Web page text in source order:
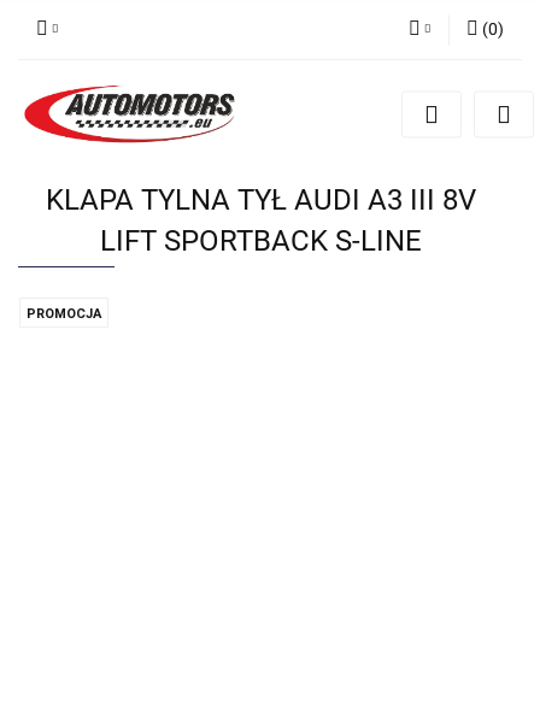
Zarejestruj się
(0)
KLAPA TYLNA TYŁ AUDI A3 III 8V
LIFT SPORTBACK S-LINE
PROMOCJA